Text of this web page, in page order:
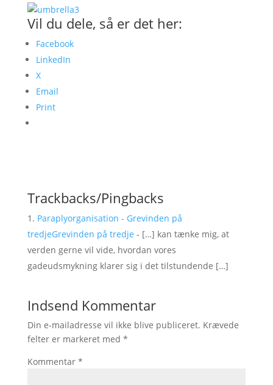
Vil du dele, så er det her:
Facebook
LinkedIn
X
Email
Print
Trackbacks/Pingbacks
Paraplyorganisation - Grevinden på
tredjeGrevinden på tredje - […] kan tænke mig, at
verden gerne vil vide, hvordan vores
gadeudsmykning klarer sig i det tilstundende […]
Indsend Kommentar
Din e-mailadresse vil ikke blive publiceret. Krævede
felter er markeret med *
Kommentar *